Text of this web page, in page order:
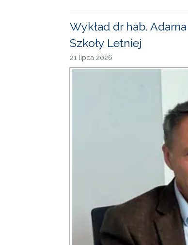
Wykład dr hab.
Szkoły Letniej
21 lipca 2026